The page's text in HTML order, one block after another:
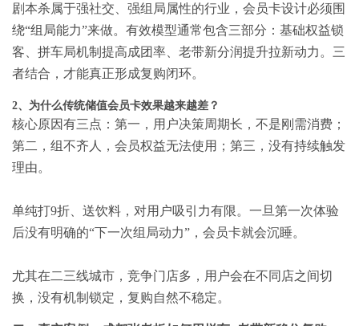
剧本杀属于强社交、强组局属性的行业，会员卡设计必须围
绕“组局能力”来做。有效模型通常包含三部分：基础权益锁
客、拼车局机制提高成团率、老带新分润提升拉新动力。三
者结合，才能真正形成复购闭环。
2、为什么传统储值会员卡效果越来越差？
核心原因有三点：第一，用户决策周期长，不是刚需消费；
第二，组不齐人，会员权益无法使用；第三，没有持续触发
理由。
单纯打9折、送饮料，对用户吸引力有限。一旦第一次体验
后没有明确的“下一次组局动力”，会员卡就会沉睡。
尤其在二三线城市，竞争门店多，用户会在不同店之间切
换，没有机制锁定，复购自然不稳定。